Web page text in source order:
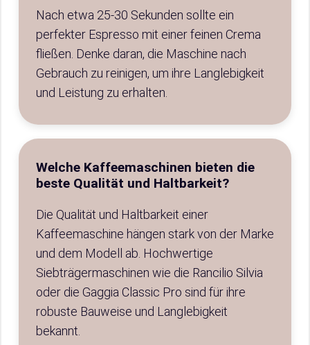
Nach etwa 25-30 Sekunden sollte ein
perfekter Espresso mit einer feinen Crema
fließen. Denke daran, die Maschine nach
Gebrauch zu reinigen, um ihre Langlebigkeit
und Leistung zu erhalten.
Welche Kaffeemaschinen bieten die
beste Qualität und Haltbarkeit?
Die Qualität und Haltbarkeit einer
Kaffeemaschine hängen stark von der Marke
und dem Modell ab. Hochwertige
Siebträgermaschinen wie die Rancilio Silvia
oder die Gaggia Classic Pro sind für ihre
robuste Bauweise und Langlebigkeit
bekannt.